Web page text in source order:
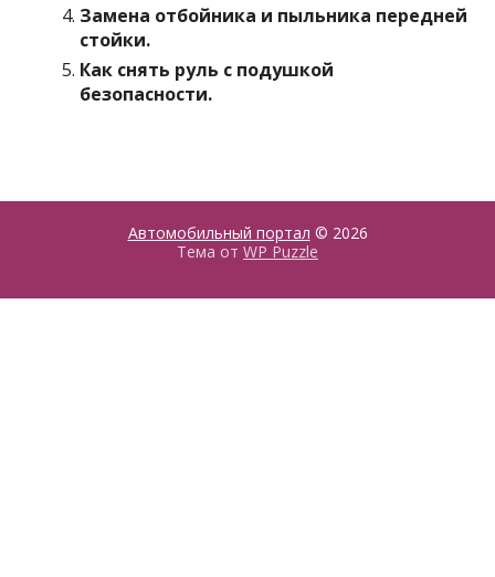
Замена отбойника и пыльника передней
стойки.
Как снять руль с подушкой
безопасности.
Автомобильный портал © 2026
Тема от WP Puzzle